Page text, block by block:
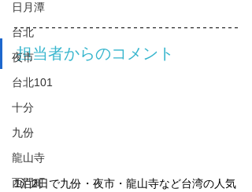
日月潭
台北
夜市
台北101
十分
九份
龍山寺
西門町
担当者からのコメント
1泊2日で九份・夜市・龍山寺など台湾の人気